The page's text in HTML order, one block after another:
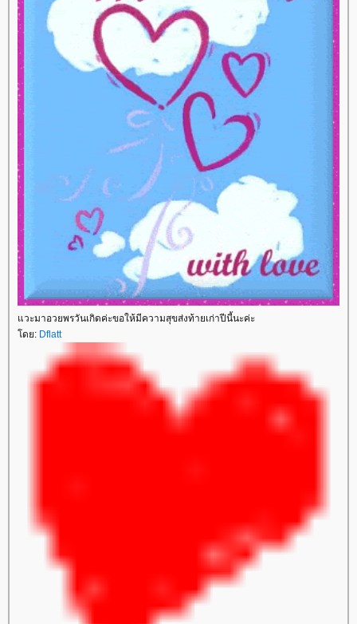
วะมาอวยพรวันเกิดค่ะขอให้มีความสุขส่งท้ายเก่าปีนี้นะค่ะ
ดย: Dflatt